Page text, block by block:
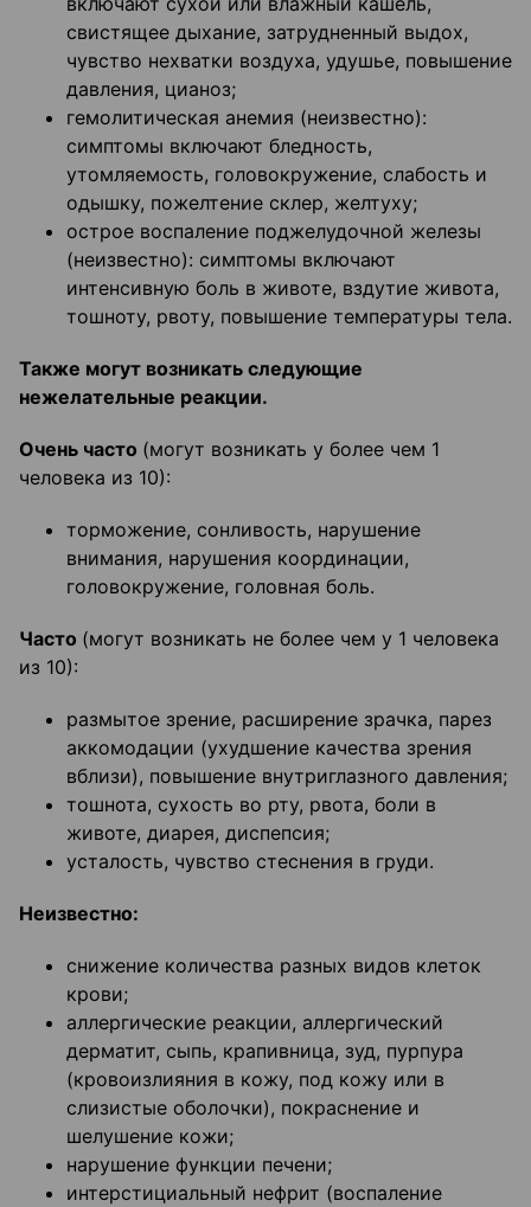
свистящее дыхание, затрудненный выдох,
чувство нехватки воздуха, удушье, повышение
давления, цианоз;
гемолитическая анемия (неизвестно):
симптомы включают бледность,
утомляемость, головокружение, слабость и
одышку, пожелтение склер, желтуху;
острое воспаление поджелудочной железы
(неизвестно): симптомы включают
интенсивную боль в животе, вздутие живота,
тошноту, рвоту, повышение температуры тела.
Также могут возникать следующие
нежелательные реакции.
Очень часто (могут возникать у более чем 1
человека из 10):
торможение, сонливость, нарушение
внимания, нарушения координации,
головокружение, головная боль.
Часто (могут возникать не более чем у 1 человека
из 10):
размытое зрение, расширение зрачка, парез
аккомодации (ухудшение качества зрения
вблизи), повышение внутриглазного давления;
тошнота, сухость во рту, рвота, боли в
животе, диарея, диспепсия;
усталость, чувство стеснения в груди.
Неизвестно:
снижение количества разных видов клеток
крови;
аллергические реакции, аллергический
дерматит, сыпь, крапивница, зуд, пурпура
(кровоизлияния в кожу, под кожу или в
слизистые оболочки), покраснение и
шелушение кожи;
нарушение функции печени;
интерстициальный нефрит (воспаление